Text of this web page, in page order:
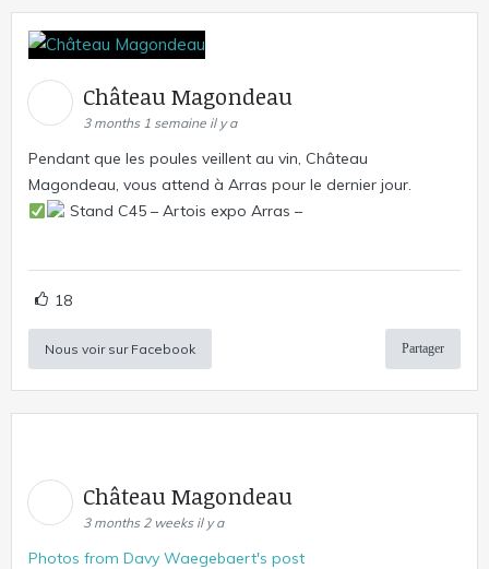
Château Magondeau
3 months 1 semaine il y a
Pendant que les poules veillent au vin, Château
Magondeau, vous attend à Arras pour le dernier jour.
Stand C45 – Artois expo Arras –
18
Nous voir sur Facebook Partager
Château Magondeau
3 months 2 weeks il y a
Photos from Davy Waegebaert's post